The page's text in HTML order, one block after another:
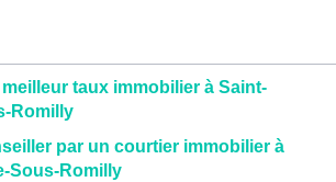
taux immobilier à Saint-
Romilly
par un courtier immobilier à
Sous-Romilly